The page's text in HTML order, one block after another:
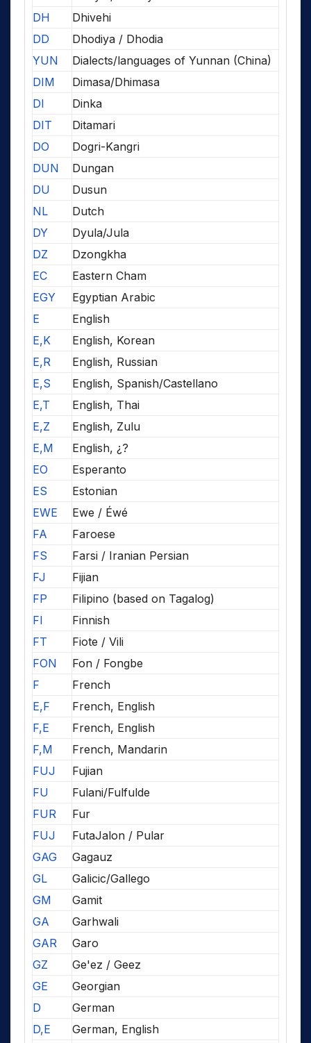
DH
Dhivehi
DD
Dhodiya / Dhodia
YUN
Dialects/languages of Yunnan (China)
DIM
Dimasa/Dhimasa
DI
Dinka
DIT
Ditamari
DO
Dogri-Kangri
DUN
Dungan
DU
Dusun
NL
Dutch
DY
Dyula/Jula
DZ
Dzongkha
EC
Eastern Cham
EGY
Egyptian Arabic
E
English
E,K
English, Korean
E,R
English, Russian
E,S
English, Spanish/Castellano
E,T
English, Thai
E,Z
English, Zulu
E,M
English, ¿?
EO
Esperanto
ES
Estonian
EWE
Ewe / Éwé
FA
Faroese
FS
Farsi / Iranian Persian
FJ
Fijian
FP
Filipino (based on Tagalog)
FI
Finnish
FT
Fiote / Vili
FON
Fon / Fongbe
F
French
E,F
French, English
F,E
French, English
F,M
French, Mandarin
FUJ
Fujian
FU
Fulani/Fulfulde
FUR
Fur
FUJ
FutaJalon / Pular
GAG
Gagauz
GL
Galicic/Gallego
GM
Gamit
GA
Garhwali
GAR
Garo
GZ
Ge'ez / Geez
GE
Georgian
D
German
D,E
German, English